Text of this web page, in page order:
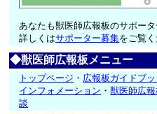
あなたも獣医師広報板のサポータ
詳しくはサポーター募集をご覧く
◆獣医師広報板メニュー
トップページ ・ 広報板ガイドブッ
インフォメーション ・獣医師広
談